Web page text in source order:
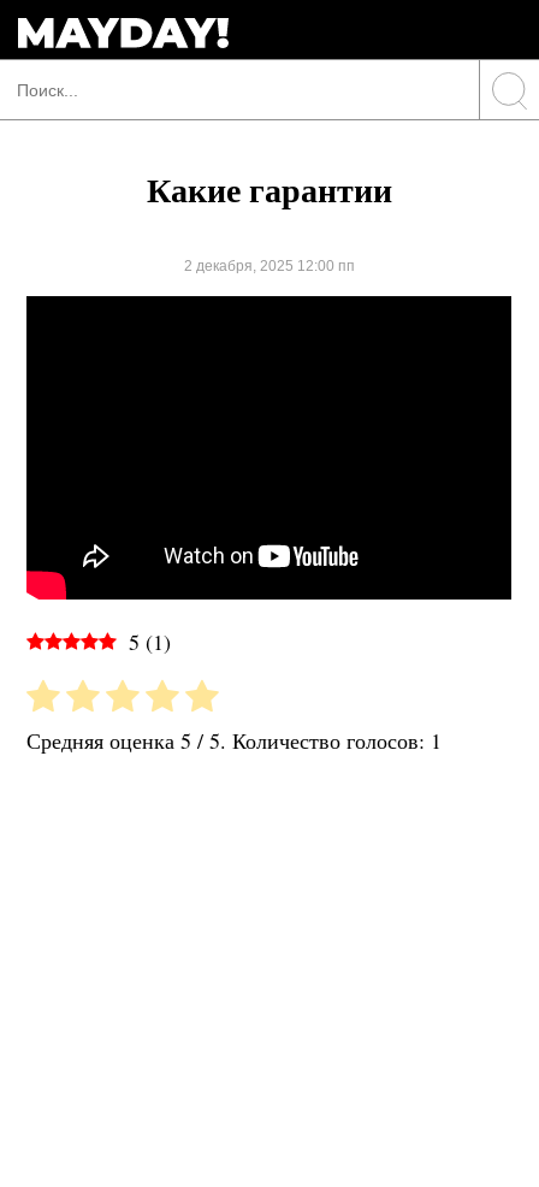
Какие гарантии
2 декабря, 2025 12:00 пп
5 (1)
Средняя оценка5 / 5. Количество голосов: 1